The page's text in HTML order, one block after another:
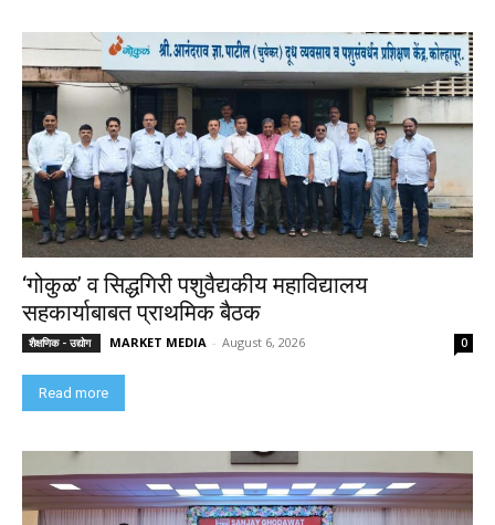
‘गोकुळ’ व सिद्धगिरी पशुवैद्यकीय महाविद्यालय
सहकार्याबाबत प्राथमिक बैठक
शैक्षणिक - उद्योग MARKET MEDIA - August 6, 2026 0
Read more